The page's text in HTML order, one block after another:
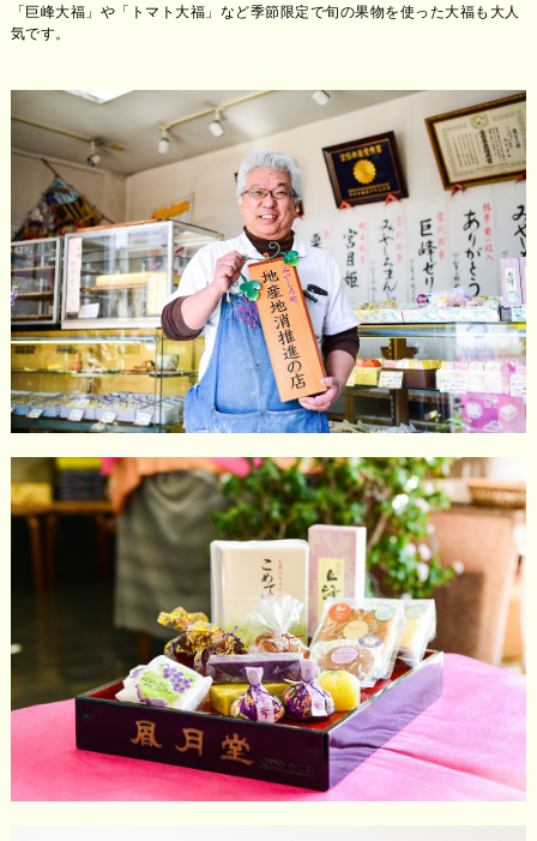
「巨峰大福」や「トマト大福」など季節限定で旬の果物を使った大福も大人
気です。